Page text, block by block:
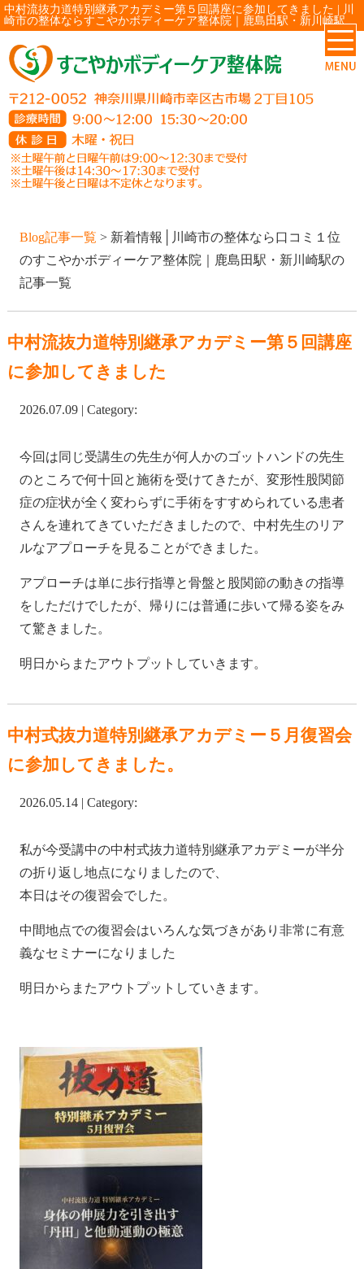
中村流抜力道特別継承アカデミー第５回講座に参加してきました | 川
崎市の整体ならすこやかボディーケア整体院｜鹿島田駅・新川崎駅
Blog記事一覧 > 新着情報│川崎市の整体なら口コミ１位
のすこやかボディーケア整体院｜鹿島田駅・新川崎駅の
記事一覧
中村流抜力道特別継承アカデミー第５回講座
に参加してきました
2026.07.09 | Category:
今回は同じ受講生の先生が何人かのゴットハンドの先生
のところで何十回と施術を受けてきたが、変形性股関節
症の症状が全く変わらずに手術をすすめられている患者
さんを連れてきていただきましたので、中村先生のリア
ルなアプローチを見ることができました。
アプローチは単に歩行指導と骨盤と股関節の動きの指導
をしただけでしたが、帰りには普通に歩いて帰る姿をみ
て驚きました。
明日からまたアウトプットしていきます。
中村式抜力道特別継承アカデミー５月復習会
に参加してきました。
2026.05.14 | Category:
私が今受講中の中村式抜力道特別継承アカデミーが半分
の折り返し地点になりましたので、
本日はその復習会でした。
中間地点での復習会はいろんな気づきがあり非常に有意
義なセミナーになりました
明日からまたアウトプットしていきます。